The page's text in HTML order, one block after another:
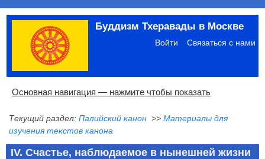
Перейти
основному
содержанию
Буддизм Тхеравады в Москве
Меню
учётной
записи
пользователя
Войти Связаться с нами
Основная
Основная навигация — нажмите чтобы показать
Главная
Община
Палийский канон
Язык пали
Материалы по темам
Современная литература
Блоги
Ссылки
Поиск
Текущий раздел: Палийский канон >> Материалы для
изучения текстов канона
IV. Счастье, наблюдаемое в нынешней жизни